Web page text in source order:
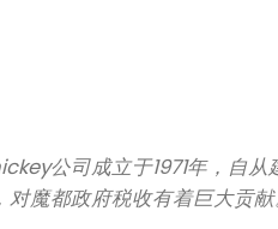
公司成立于1971年，自
对魔都政府税收有着巨大贡献